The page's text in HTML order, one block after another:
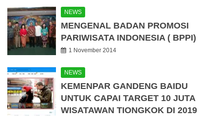
NEWS
MENGENAL BADAN PROMOSI
PARIWISATA INDONESIA ( BPPI)
1 November 2014
NEWS
KEMENPAR GANDENG BAIDU
UNTUK CAPAI TARGET 10 JUTA
WISATAWAN TIONGKOK DI 2019